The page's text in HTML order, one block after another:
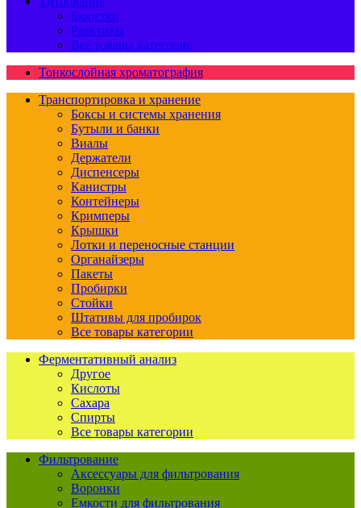
Бюретки
Реактивы
Все товары категории
Тонкослойная хроматография
Транспортировка и хранение
Боксы и системы хранения
Бутыли и банки
Виалы
Держатели
Диспенсеры
Канистры
Контейнеры
Кримперы
Крышки
Лотки и переносные станции
Органайзеры
Пакеты
Пробирки
Стойки
Штативы для пробирок
Все товары категории
Ферментативный анализ
Другое
Кислоты
Сахара
Спирты
Все товары категории
Фильтрование
Аксессуары для фильтрования
Воронки
Емкости для фильтрования